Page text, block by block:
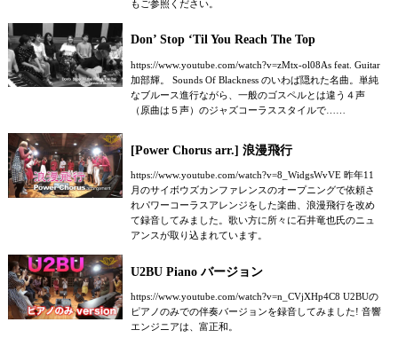
もご参照ください。
Don’ Stop ‘Til You Reach The Top
https://www.youtube.com/watch?v=zMtx-ol08As feat. Guitar
加部輝。 Sounds Of Blackness のいわば隠れた名曲。単純
なブルース進行ながら、一般のゴスペルとは違う４声
（原曲は５声）のジャズコーラススタイルで……
[Power Chorus arr.] 浪漫飛行
https://www.youtube.com/watch?v=8_WidgsWvVE 昨年11
月のサイボウズカンファレンスのオープニングで依頼さ
れパワーコーラスアレンジをした楽曲、浪漫飛行を改め
て録音してみました。歌い方に所々に石井竜也氏のニュ
アンスが取り込まれています。
U2BU Piano バージョン
https://www.youtube.com/watch?v=n_CVjXHp4C8 U2BUの
ピアノのみでの伴奏バージョンを録音してみました! 音響
エンジニアは、富正和。